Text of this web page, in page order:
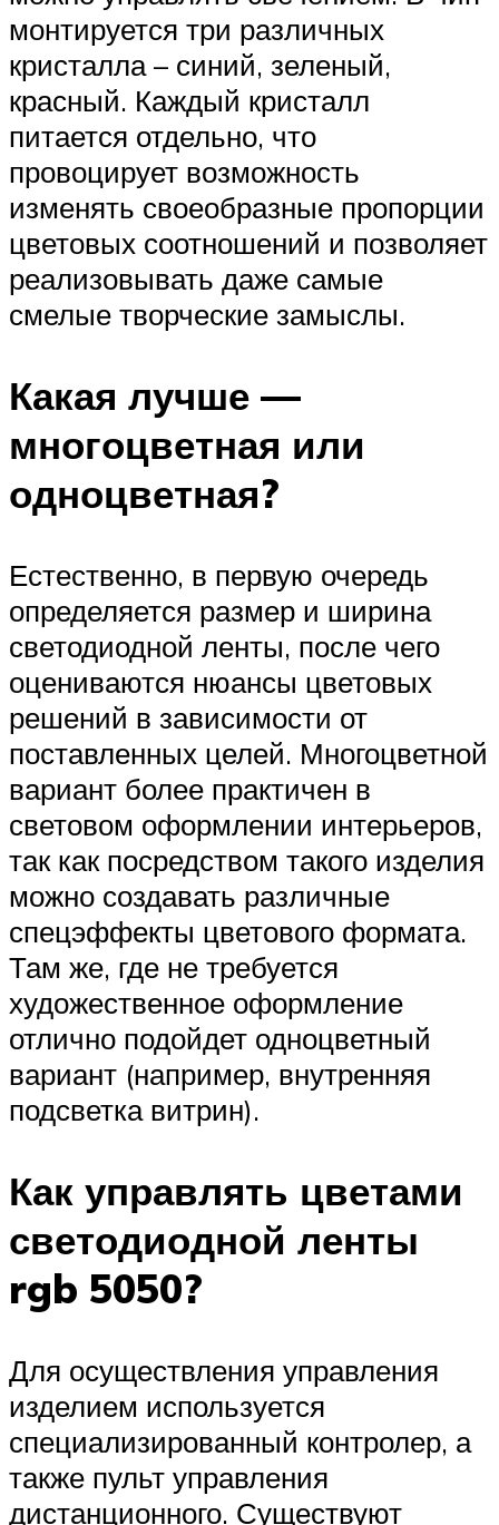
монтируется три различных
кристалла – синий, зеленый,
красный. Каждый кристалл
питается отдельно, что
провоцирует возможность
изменять своеобразные пропорции
цветовых соотношений и позволяет
реализовывать даже самые
смелые творческие замыслы.
Какая лучше —
многоцветная или
одноцветная?
Естественно, в первую очередь
определяется размер и ширина
светодиодной ленты, после чего
оцениваются нюансы цветовых
решений в зависимости от
поставленных целей. Многоцветной
вариант более практичен в
световом оформлении интерьеров,
так как посредством такого изделия
можно создавать различные
спецэффекты цветового формата.
Там же, где не требуется
художественное оформление
отлично подойдет одноцветный
вариант (например, внутренняя
подсветка витрин).
Как управлять цветами
светодиодной ленты
rgb 5050?
Для осуществления управления
изделием используется
специализированный контролер, а
также пульт управления
дистанционного. Существуют